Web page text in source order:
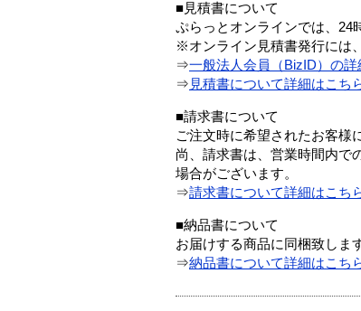
■見積書について
ぷらっとオンラインでは、24
※オンライン見積書発行には
⇒一般法人会員（BizID）の詳
⇒ 見積書について詳細はこち
■請求書について
ご注文時に希望されたお客様
尚、請求書は、営業時間内で
場合がございます。
⇒請求書について詳細はこち
■納品書について
お届けする商品に同梱致しま
⇒納品書について詳細はこち